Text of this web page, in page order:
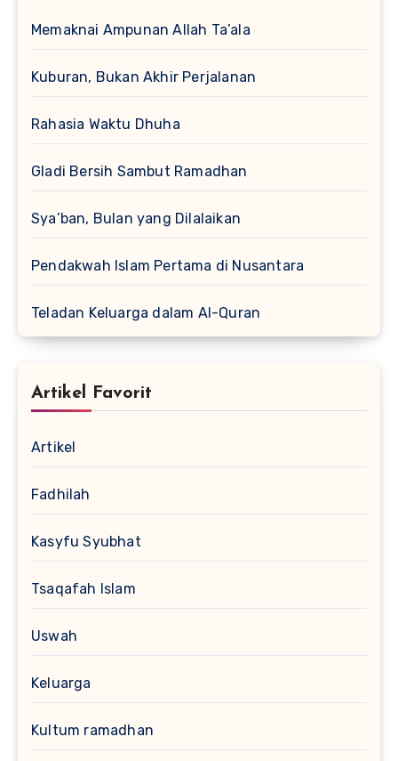
Memaknai Ampunan Allah Ta’ala
Kuburan, Bukan Akhir Perjalanan
Rahasia Waktu Dhuha
Gladi Bersih Sambut Ramadhan
Sya’ban, Bulan yang Dilalaikan
Pendakwah Islam Pertama di Nusantara
Teladan Keluarga dalam Al-Quran
Artikel Favorit
Artikel
Fadhilah
Kasyfu Syubhat
Tsaqafah Islam
Uswah
Keluarga
Kultum ramadhan